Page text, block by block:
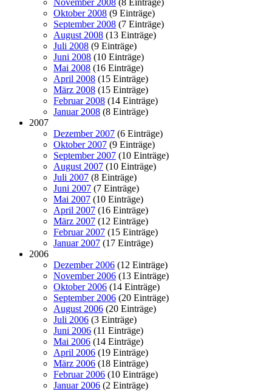
November 2008 (8 Einträge)
Oktober 2008 (9 Einträge)
September 2008 (7 Einträge)
August 2008 (13 Einträge)
Juli 2008 (9 Einträge)
Juni 2008 (10 Einträge)
Mai 2008 (16 Einträge)
April 2008 (15 Einträge)
März 2008 (15 Einträge)
Februar 2008 (14 Einträge)
Januar 2008 (8 Einträge)
2007
Dezember 2007 (6 Einträge)
Oktober 2007 (9 Einträge)
September 2007 (10 Einträge)
August 2007 (10 Einträge)
Juli 2007 (8 Einträge)
Juni 2007 (7 Einträge)
Mai 2007 (10 Einträge)
April 2007 (16 Einträge)
März 2007 (12 Einträge)
Februar 2007 (15 Einträge)
Januar 2007 (17 Einträge)
2006
Dezember 2006 (12 Einträge)
November 2006 (13 Einträge)
Oktober 2006 (14 Einträge)
September 2006 (20 Einträge)
August 2006 (20 Einträge)
Juli 2006 (3 Einträge)
Juni 2006 (11 Einträge)
Mai 2006 (14 Einträge)
April 2006 (19 Einträge)
März 2006 (18 Einträge)
Februar 2006 (10 Einträge)
Januar 2006 (2 Einträge)